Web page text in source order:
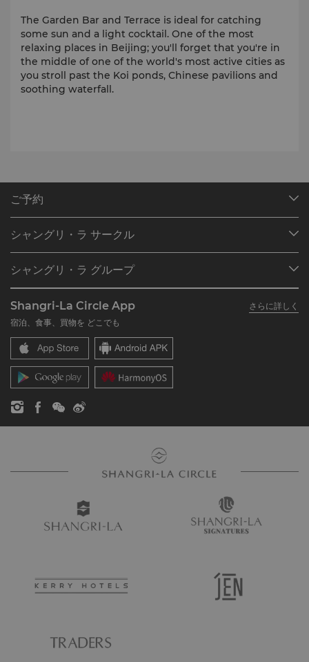
The Garden Bar and Terrace is ideal for catching
some sun and a light cocktail. One of the most
relaxing places in Beijing; you'll forget that you're in
the middle of one of the world's most active cities as
you stroll past the Koi ponds, Chinese pavilions and
soothing waterfall.
ご予約
ご予約の検索
レストラン＆バー
シャングリ・ラ サークル
シャングリ・ラ サークルに入会
よくあるお問合せや質問
SLCに関するお問い合わせ
シャングリ・ラ グループ
シャングリ・ラ ブランド
シャングリ・ラ センター
レジデンス
お問い合わせ
採用情報
企業の社会的責任
ニュース
Shangri-La Circle App
さらに詳しく
宿泊、食事、買物を どこでも